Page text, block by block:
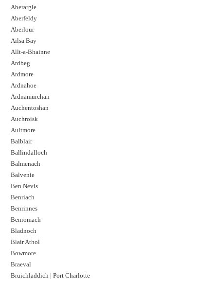
Aberargie
Aberfeldy
Aberlour
Ailsa Bay
Allt-a-Bhainne
Ardbeg
Ardmore
Ardnahoe
Ardnamurchan
Auchentoshan
Auchroisk
Aultmore
Balblair
Ballindalloch
Balmenach
Balvenie
Ben Nevis
Benriach
Benrinnes
Benromach
Bladnoch
Blair Athol
Bowmore
Braeval
Bruichladdich | Port Charlotte